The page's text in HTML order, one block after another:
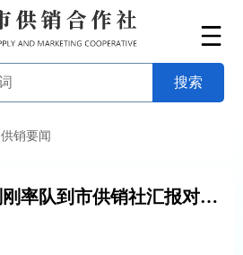
供销要闻
镇巴县副县长王刚刚率队到市供销社汇报对接工作